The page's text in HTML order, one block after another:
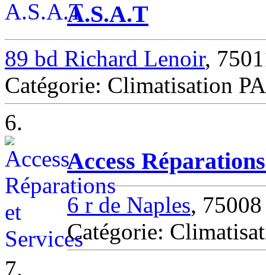
A.S.A.T
89 bd Richard Lenoir,
Catégorie: Climatisation
6.
Access
6 r de Naples,
Catégorie:
7.